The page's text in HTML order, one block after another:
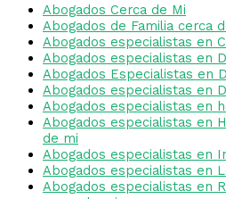
Abogados Cerca de Mi
Abogados de Familia cerca
Abogados especialistas en
Abogados especialistas en
Abogados Especialistas en
Abogados especialistas en
Abogados especialistas en
Abogados especialistas en
de mi
Abogados especialistas en
Abogados especialistas en
Abogados especialistas en